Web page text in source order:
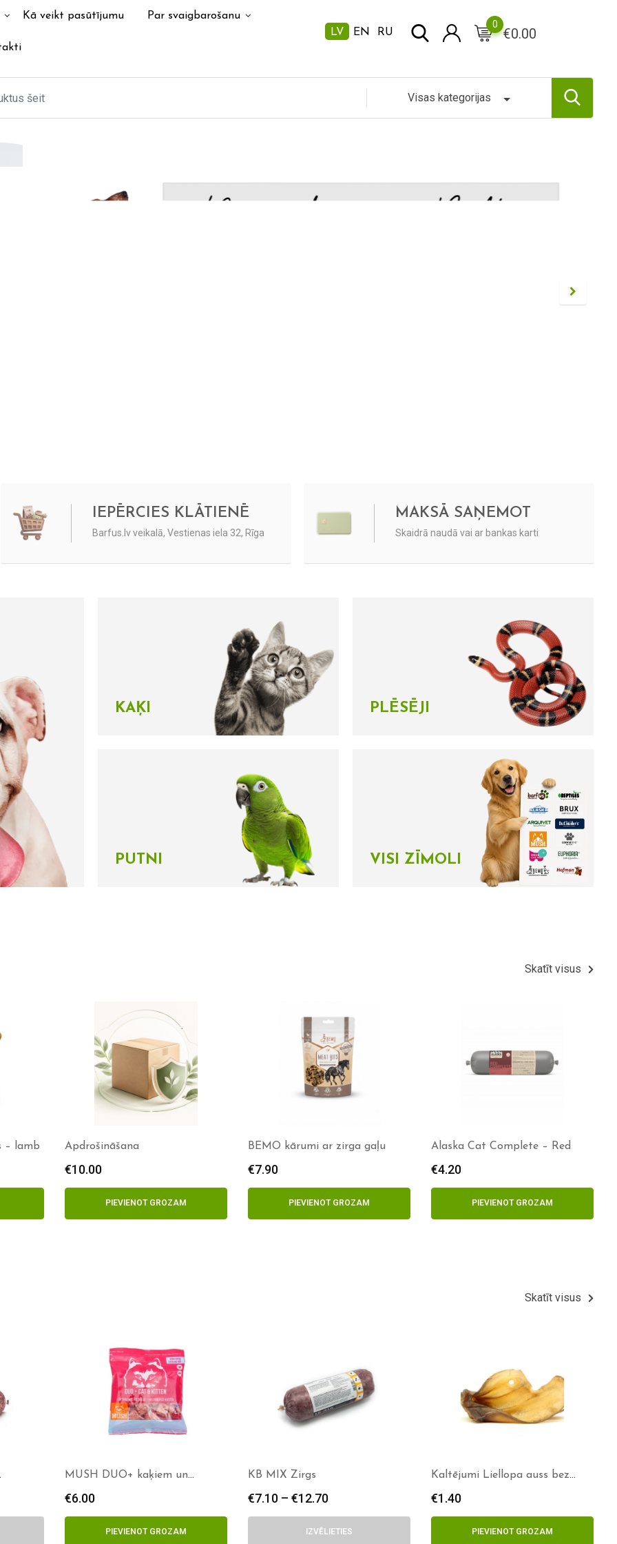
Kā veikt pasūtījumu Par svaigbarošanu
LV EN RU €0.00
0
Visas kategorijas
IEPĒRCIES KLĀTIENĒ
Barfus.lv veikalā, Vestienas iela 32, Rīga
MAKSĀ SAŅEMOT
Skaidrā naudā vai ar bankas karti
KAĶI
PUTNI
PLĒSĒJI
VISI ZĪMOLI
Skatīt visus
– lamb Apdrošināšana
€10.00
PIEVIENOT GROZAM
BEMO kārumi ar zirga gaļu
€7.90
PIEVIENOT GROZAM
Alaska Cat Complete – Red
€4.20
PIEVIENOT GROZAM
Skatīt visus
MUSH DUO+ kaķiem un
€6.00
PIEVIENOT GROZAM
KB MIX Zirgs
€7.10 – €12.70
IZVĒLIETIES
Kaltējumi Liellopa auss bez
€1.40
PIEVIENOT GROZAM